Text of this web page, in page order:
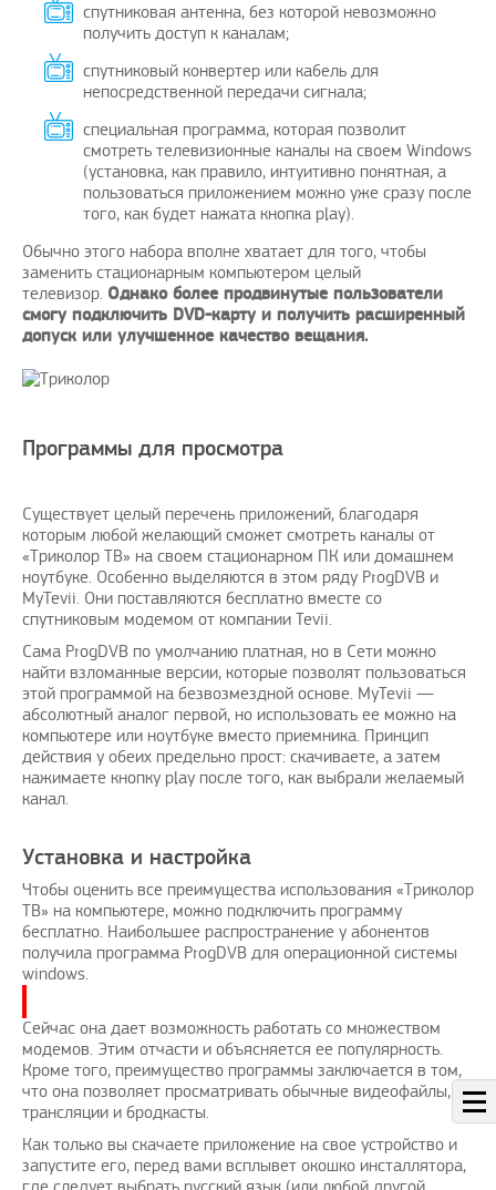
спутниковая антенна, без которой невозможно
получить доступ к каналам;
спутниковый конвертер или кабель для
непосредственной передачи сигнала;
специальная программа, которая позволит
смотреть телевизионные каналы на своем Windows
(установка, как правило, интуитивно понятная, а
пользоваться приложением можно уже сразу после
того, как будет нажата кнопка play).
Обычно этого набора вполне хватает для того, чтобы
заменить стационарным компьютером целый
телевизор. Однако более продвинутые пользователи
смогу подключить DVD-карту и получить расширенный
допуск или улучшенное качество вещания.
Программы для просмотра
Существует целый перечень приложений, благодаря
которым любой желающий сможет смотреть каналы от
«Триколор ТВ» на своем стационарном ПК или домашнем
ноутбуке. Особенно выделяются в этом ряду ProgDVB и
MyTevii. Они поставляются бесплатно вместе со
спутниковым модемом от компании Tevii.
Сама ProgDVB по умолчанию платная, но в Сети можно
найти взломанные версии, которые позволят пользоваться
этой программой на безвозмездной основе. MyTevii —
абсолютный аналог первой, но использовать ее можно на
компьютере или ноутбуке вместо приемника. Принцип
действия у обеих предельно прост: скачиваете, а затем
нажимаете кнопку play после того, как выбрали желаемый
канал.
Установка и настройка
Чтобы оценить все преимущества использования «Триколор
ТВ» на компьютере, можно подключить программу
бесплатно. Наибольшее распространение у абонентов
получила программа ProgDVB для операционной системы
windows.
Сейчас она дает возможность работать со множеством
модемов. Этим отчасти и объясняется ее популярность.
Кроме того, преимущество программы заключается в том,
что она позволяет просматривать обычные видеофайлы,
трансляции и бродкасты.
Как только вы скачаете приложение на свое устройство и
запустите его, перед вами всплывет окошко инсталлятора,